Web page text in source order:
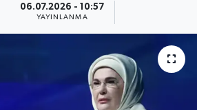
06.07.2026 - 10:57
YAYINLANMA